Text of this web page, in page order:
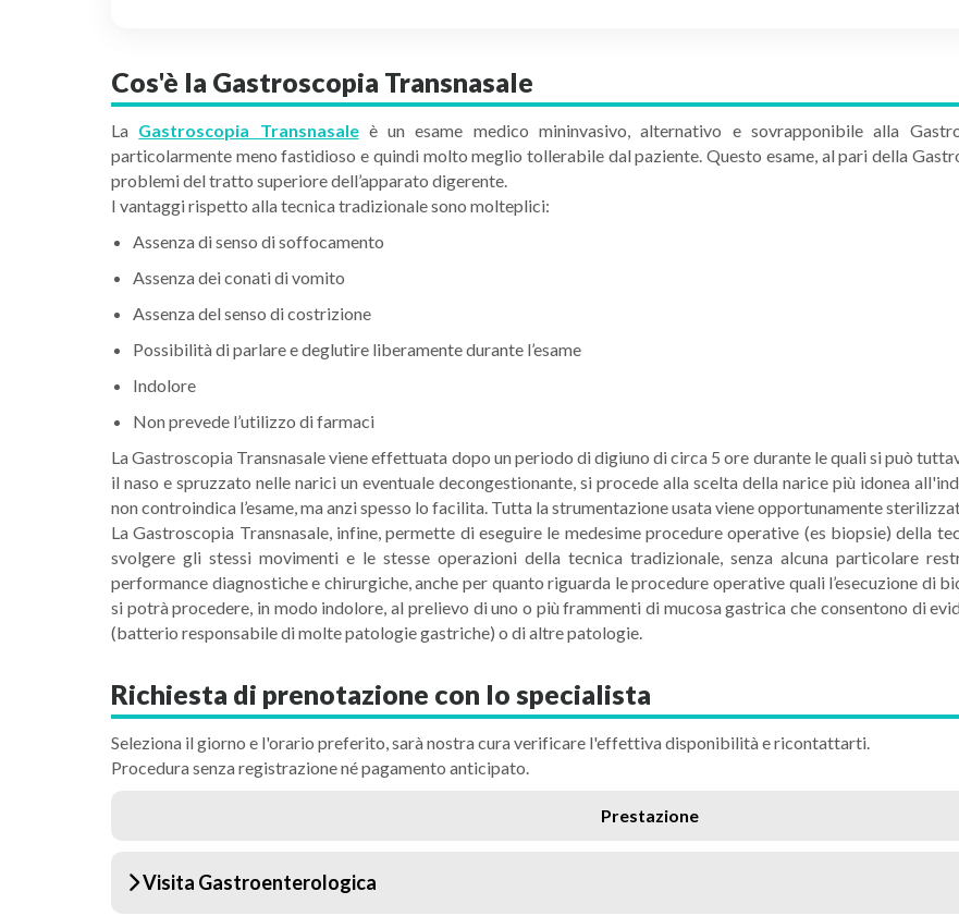
Cos'è la Gastroscopia Transnasale
La Gastroscopia Transnasaleè un esame medico mininvasivo, alternativo e sovrapponibile alla
particolarmente meno fastidioso e quindi molto meglio tollerabile dal paziente. Questo esame, al pari della
problemi del tratto superiore dell’apparato digerente.
I vantaggi rispetto alla tecnica tradizionale sono molteplici:
Assenza di senso di soffocamento
Assenza dei conati di vomito
Assenza del senso di costrizione
Possibilità di parlare e deglutire liberamente durante l’esame
Indolore
Non prevede l’utilizzo di farmaci
La Gastroscopia Transnasale viene effettuata dopo un periodo di digiuno di circa 5 ore durante le quali si può
il naso e spruzzato nelle narici un eventuale decongestionante, si procede alla scelta della narice più idonea
non controindica l’esame, ma anzi spesso lo facilita. Tutta la strumentazione usata viene opportunamente
La Gastroscopia Transnasale, infine, permette di eseguire le medesime procedure operative (es biopsie) della
svolgere gli stessi movimenti e le stesse operazioni della tecnica tradizionale, senza alcuna particolare
performance diagnostiche e chirurgiche, anche per quanto riguarda le procedure operative quali l’esecuzione di
si potrà procedere, in modo indolore, al prelievo di uno o più frammenti di mucosa gastrica che consentono di
(batterio responsabile di molte patologie gastriche) o di altre patologie.
Richiesta di prenotazione con lo specialista
Seleziona il giorno e l'orario preferito, sarà nostra cura verificare l'effettiva disponibilità e ricontattarti.
Procedura senza registrazione né pagamento anticipato.
Prestazione
Visita Gastroenterologica